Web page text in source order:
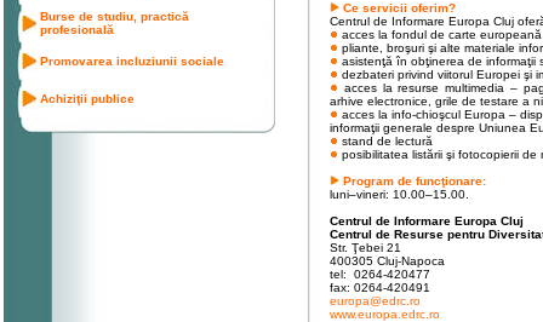
Burse de studiu, practică
profesională
Promovarea incluziunii sociale
Achiziţii publice
Ce servicii oferim?
Centrul de Informare Europa Cluj
acces la fondul de carte europeană
pliante, broşuri şi alte materiale
asistenţă în obţinerea de informaţii
dezbateri privind viitorul Europei şi
acces la resurse multimedia –
arhive electronice, grile de testare a
acces la info-chioşcul Europa –
informaţii generale despre Uniunea
stand de lectură
posibilitatea listării şi fotocopierii de
Program de funcţionare:
luni–vineri: 10.00–15.00.
Centrul de Informare Europa Cluj
Centrul de Resurse pentru
Str. Ţebei 21
400305 Cluj-Napoca
tel: 0264-420477
fax: 0264-420491
europa@edrc.ro
www.europa.edrc.ro